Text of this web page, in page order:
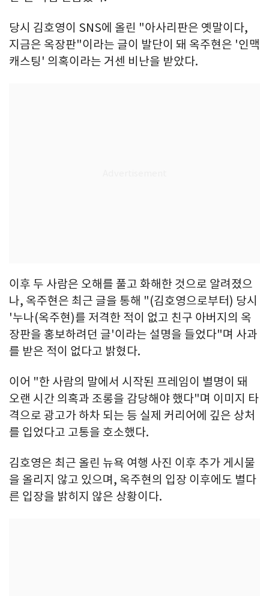
당시 김호영이 SNS에 올린 "아사리판은 옛말이다,
지금은 옥장판"이라는 글이 발단이 돼 옥주현은 '인맥
캐스팅' 의혹이라는 거센 비난을 받았다.
이후 두 사람은 오해를 풀고 화해한 것으로 알려졌으
나, 옥주현은 최근 글을 통해 "(김호영으로부터) 당시
'누나(옥주현)를 저격한 적이 없고 친구 아버지의 옥
장판을 홍보하려던 글'이라는 설명을 들었다"며 사과
를 받은 적이 없다고 밝혔다.
이어 "한 사람의 말에서 시작된 프레임이 별명이 돼
오랜 시간 의혹과 조롱을 감당해야 했다"며 이미지 타
격으로 광고가 하차 되는 등 실제 커리어에 깊은 상처
를 입었다고 고통을 호소했다.
김호영은 최근 올린 뉴욕 여행 사진 이후 추가 게시물
을 올리지 않고 있으며, 옥주현의 입장 이후에도 별다
른 입장을 밝히지 않은 상황이다.